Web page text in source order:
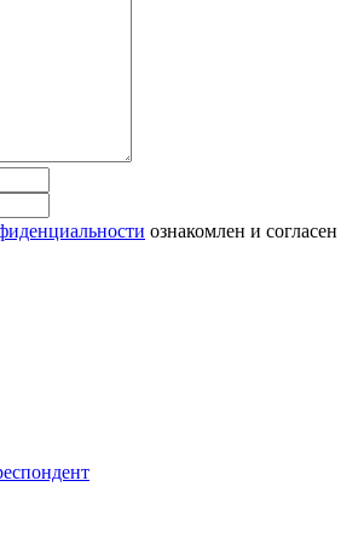
ознакомлен и согласен